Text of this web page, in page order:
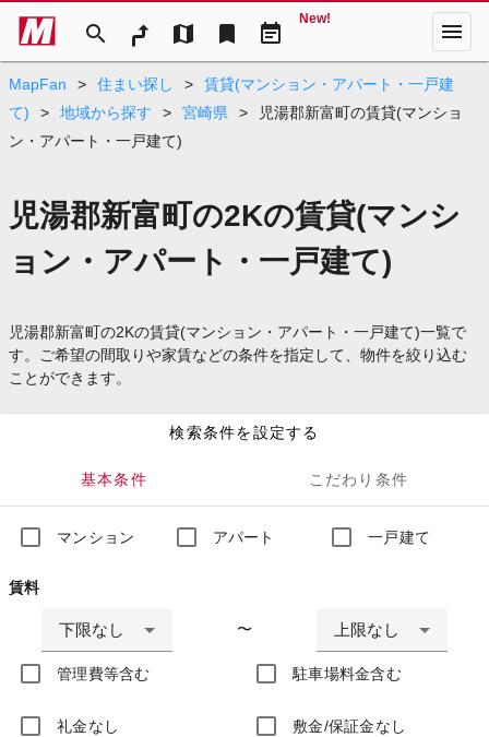
search map bookmark event_note
New! menu
MapFan > 住まい探し >
賃貸(マンション・アパート・一戸建
て)
> 地域から探す > 宮崎県 >
児湯郡新富町の賃貸(マンショ
ン・アパート・一戸建て)
児湯郡新富町の2Kの賃貸(マンシ
ョン・アパート・一戸建て)
児湯郡新富町の2Kの賃貸(マンション・アパート・一戸建て)一覧で
す。ご希望の間取りや家賃などの条件を指定して、物件を絞り込む
ことができます。
検索条件を設定する
基本条件 こだわり条件
マンション アパート 一戸建て
賃料
下限なし 〜 上限なし
管理費等含む 駐車場料金含む
礼金なし 敷金/保証金なし